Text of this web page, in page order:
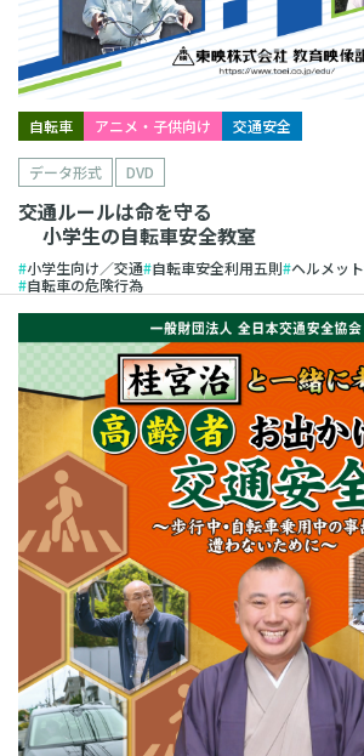
自転車 アニメ・子供向け 交通安全
データ形式 DVD
交通ルールは命を守る
小学生の自転車安全教室
小学生向け／交通 自転車安全利用五則 ヘルメット
自転車の危険行為